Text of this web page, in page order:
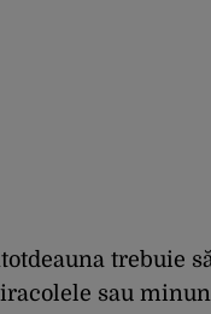
trebuie
sau